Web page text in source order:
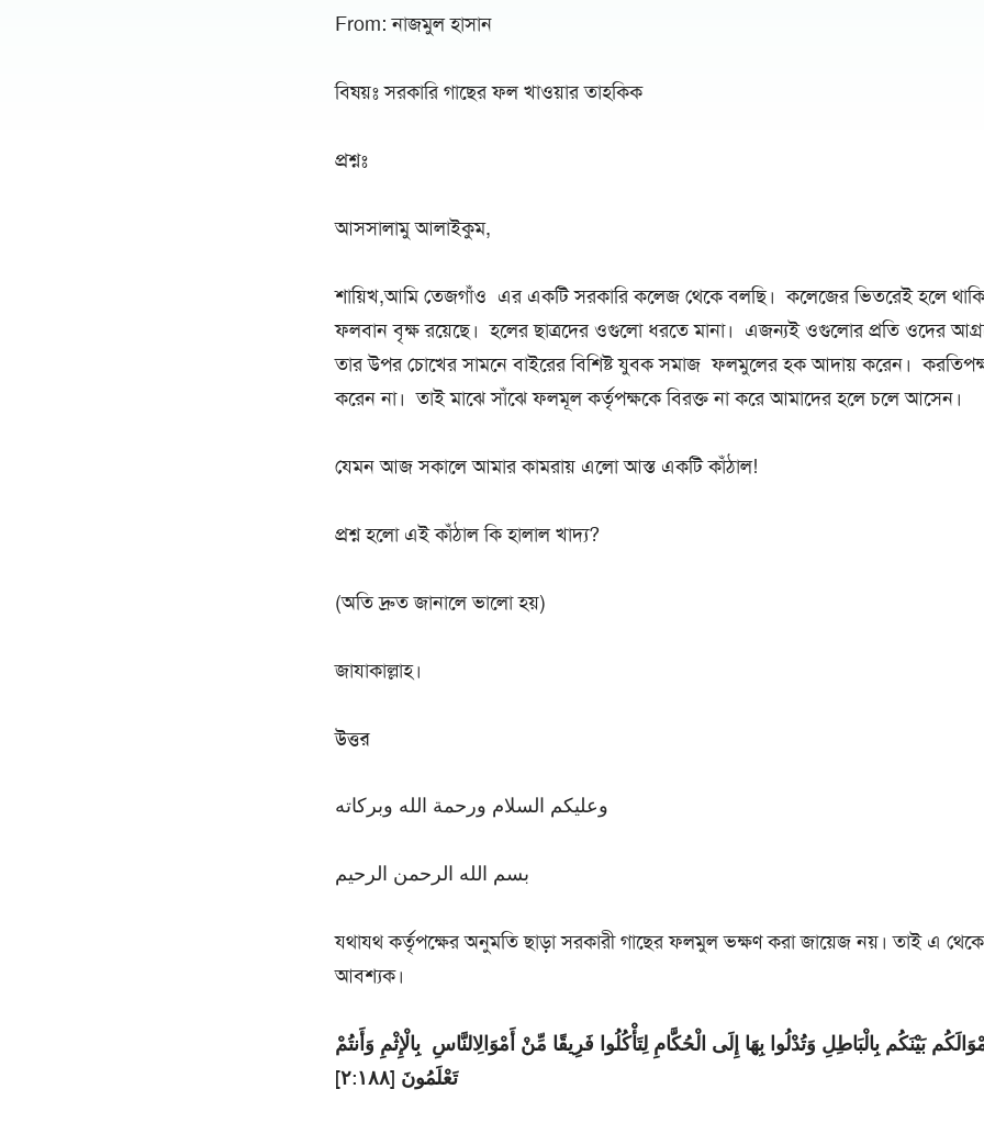
From: নাজমুল হাসান
বিষয়ঃ সরকারি গাছের ফল খাওয়ার তাহকিক
প্রশ্নঃ
আসসালামু আলাইকুম,
শায়িখ,আমি তেজগাঁও এর একটি সরকারি কলেজ থেকে বলছি। কলেজের ভিতরেই হলে
ফলবান বৃক্ষ রয়েছে। হলের ছাত্রদের ওগুলো ধরতে মানা। এজন্যই ওগুলোর প্রতি ওদের
তার উপর চোখের সামনে বাইরের বিশিষ্ট যুবক সমাজ ফলমুলের হক আদায় করেন।
করেন না। তাই মাঝে সাঁঝে ফলমূল কর্তৃপক্ষকে বিরক্ত না করে আমাদের হলে চলে আসেন।
যেমন আজ সকালে আমার কামরায় এলো আস্ত একটি কাঁঠাল!
প্রশ্ন হলো এই কাঁঠাল কি হালাল খাদ্য?
(অতি দ্রুত জানালে ভালো হয়)
জাযাকাল্লাহ।
উত্তর
وعليكم السلام ورحمة الله وبركاته
بسم الله الرحمن الرحيم
যথাযথ কর্তৃপক্ষের অনুমতি ছাড়া সরকারী গাছের ফলমুল ভক্ষণ করা জায়েজ নয়। তাই এ
আবশ্যক।
بَيْنَكُم بِالْبَاطِلِ وَتُدْلُوا بِهَا إِلَى الْحُكَّامِ لِتَأْكُلُوا فَرِيقًا مِّنْ أَمْوَالِالنَّاسِ بِالْإِثْمِ وَأَنتُمْ
تَعْلَمُونَ [٢:١٨٨]